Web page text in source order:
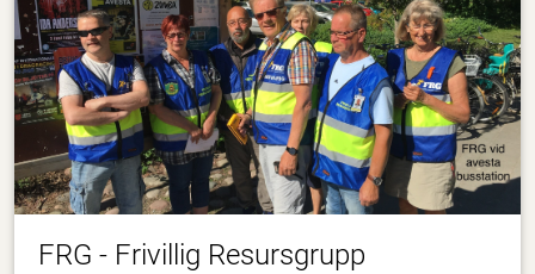
FRG - Frivillig Resursgrupp